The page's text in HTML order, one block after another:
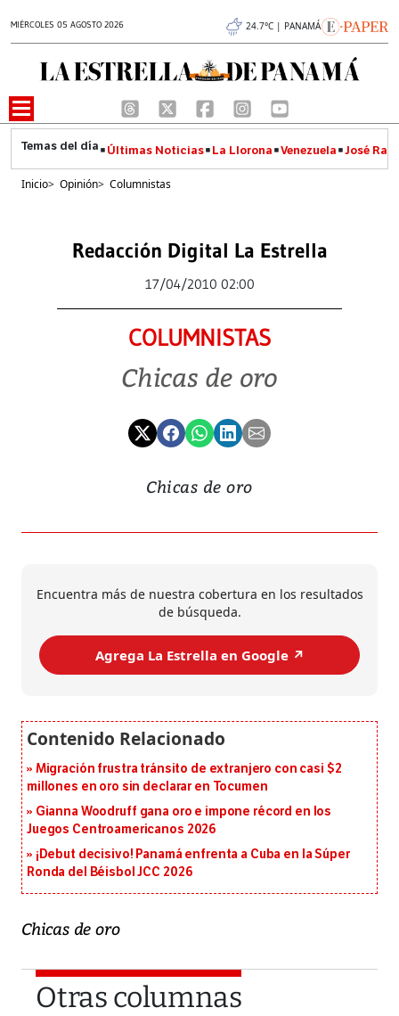
MIÉRCOLES 05 AGOSTO 2026 24.7°C | PANAMÁ
Últimas Noticias La Llorona Venezuela José
Inicio> Opinión> Columnistas
Redacción Digital La Estrella
17/04/2010 02:00
COLUMNISTAS
Chicas de oro
Chicas de oro
Encuentra más de nuestra cobertura en los resultados
de búsqueda.
Agrega La Estrella en Google ↗️
Migración frustra tránsito de extranjero con casi $2
millones en oro sin declarar en Tocumen
Gianna Woodruff gana oro e impone récord en los
Juegos Centroamericanos 2026
¡Debut decisivo! Panamá enfrenta a Cuba en la Súper
Ronda del Béisbol JCC 2026
Chicas de oro
Otras columnas